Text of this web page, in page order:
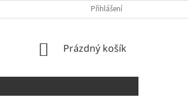
Přihlášení
NÁKUPNÍ
Prázdný košík